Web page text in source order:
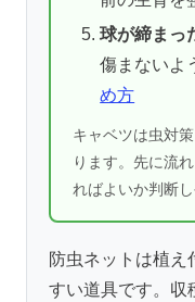
球が締まっ
傷まないよ
め方
キャベツは虫対
ります。先に流
ればよいか判断
防虫ネットは植え
すい道具です。収